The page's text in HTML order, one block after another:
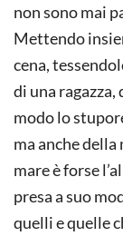
non sono mai
Mettendo
cena,
di una
modo lo
ma anche della
mare è forse
presa a suo
quelli e quelle